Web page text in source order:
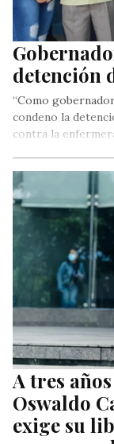
detención
“Como
condeno la
contra la
A tres
Oswaldo
exige su